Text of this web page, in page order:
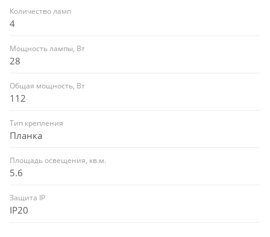
Количество ламп
4
Мощность лампы, Вт
28
Общая мощность, Вт
112
Тип крепления
Планка
Площадь освещения, кв.м.
5.6
Защита IP
IP20